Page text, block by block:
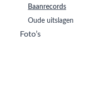
Baanrecords
Oude uitslagen
Foto’s